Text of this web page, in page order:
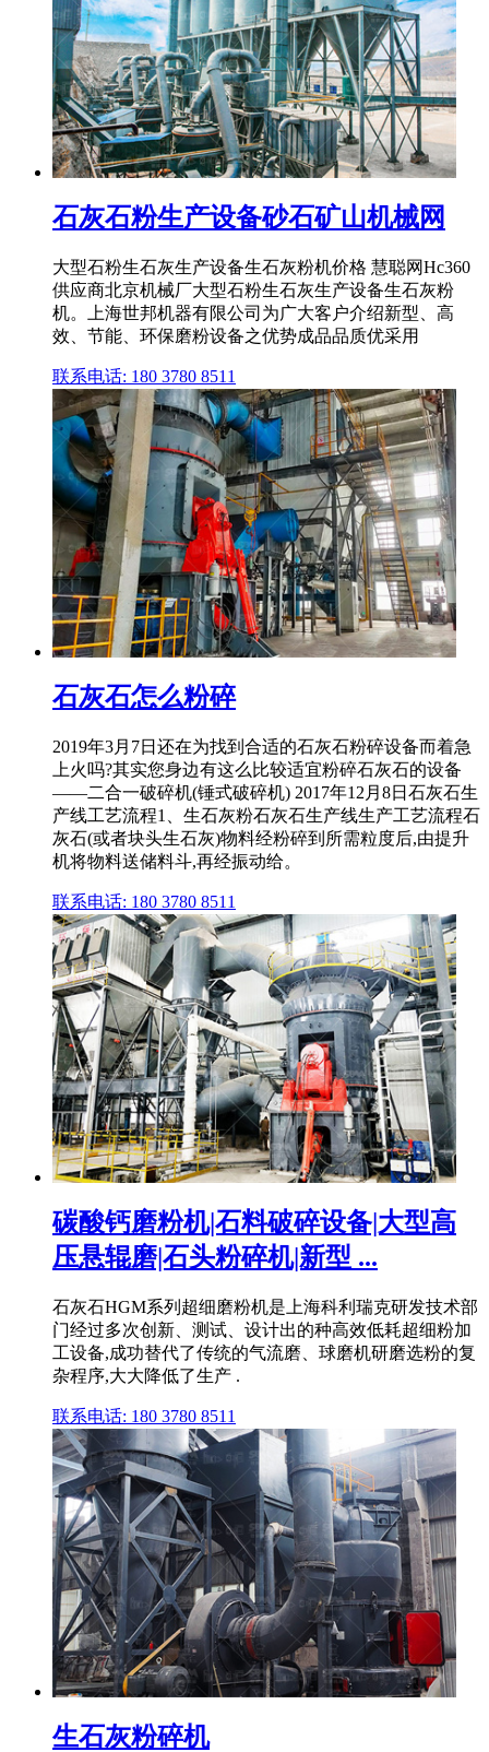
石灰石粉生产设备砂石矿山机械网
大型石粉生石灰生产设备生石灰粉机价格 慧聪网Hc360
供应商北京机械厂大型石粉生石灰生产设备生石灰粉
机。上海世邦机器有限公司为广大客户介绍新型、高
效、节能、环保磨粉设备之优势成品品质优采用
联系电话: 180 3780 8511
石灰石怎么粉碎
2019年3月7日还在为找到合适的石灰石粉碎设备而着急
上火吗?其实您身边有这么比较适宜粉碎石灰石的设备
——二合一破碎机(锤式破碎机) 2017年12月8日石灰石生
产线工艺流程1、生石灰粉石灰石生产线生产工艺流程石
灰石(或者块头生石灰)物料经粉碎到所需粒度后,由提升
机将物料送储料斗,再经振动给。
联系电话: 180 3780 8511
碳酸钙磨粉机|石料破碎设备|大型高
压悬辊磨|石头粉碎机|新型 ...
石灰石HGM系列超细磨粉机是上海科利瑞克研发技术部
门经过多次创新、测试、设计出的种高效低耗超细粉加
工设备,成功替代了传统的气流磨、球磨机研磨选粉的复
杂程序,大大降低了生产 .
联系电话: 180 3780 8511
生石灰粉碎机